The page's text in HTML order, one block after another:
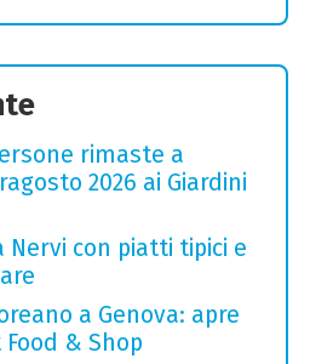
rimaste a
2026 ai Giardini
Nervi con piatti tipici e
a Genova: apre
& Shop